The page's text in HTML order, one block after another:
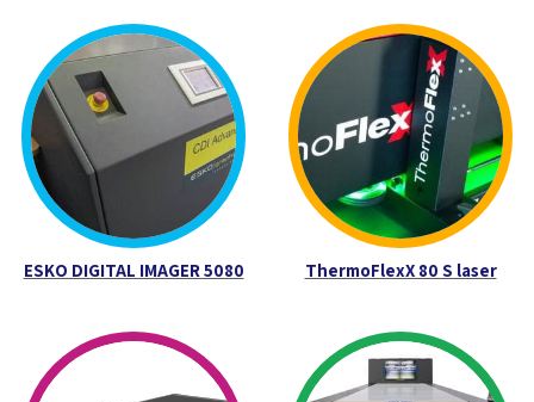
ThermoFlexX 80 S laser
ESKO DIGITAL IMAGER 5080